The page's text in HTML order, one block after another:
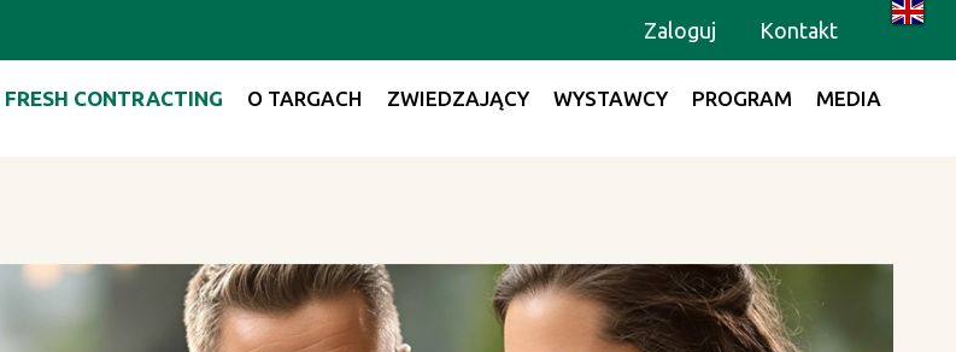
Zaloguj Kontakt
FRESH CONTRACTING O TARGACH ZWIEDZAJĄCY WYSTAWCY PROGRAM MEDIA